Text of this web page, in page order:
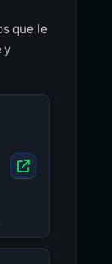
que le
y